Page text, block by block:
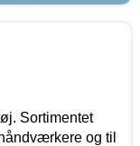
Sortimentet
og til